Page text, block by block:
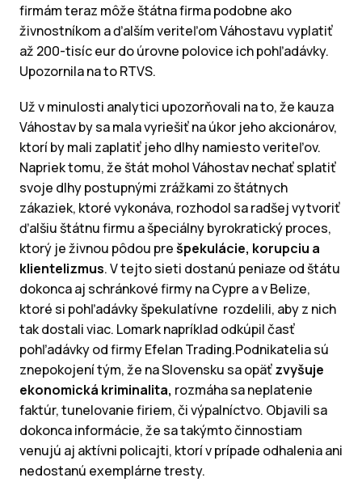
firmám teraz môže štátna firma podobne ako
živnostníkom a ďalším veriteľom Váhostavu vyplatiť
až 200-tisíc eur do úrovne polovice ich pohľadávky.
Upozornila na to RTVS.
Už v minulosti analytici upozorňovali na to, že kauza
Váhostav by sa mala vyriešiť na úkor jeho akcionárov,
ktorí by mali zaplatiť jeho dlhy namiesto veriteľov.
Napriek tomu, že štát mohol Váhostav nechať splatiť
svoje dlhy postupnými zrážkami zo štátnych
zákaziek, ktoré vykonáva, rozhodol sa radšej vytvoriť
ďalšiu štátnu firmu a špeciálny byrokratický proces,
ktorý je živnou pôdou prešpekulácie, korupciu a
klientelizmus. V tejto sieti dostanú peniaze od štátu
dokonca aj schránkové firmy na Cypre a v Belize,
ktoré si pohľadávky špekulatívne rozdelili, aby z nich
tak dostali viac. Lomark napríklad odkúpil časť
pohľadávky od firmy Efelan Trading.Podnikatelia sú
znepokojení tým, že na Slovensku sa opäťzvyšuje
ekonomická kriminalita, rozmáha sa neplatenie
faktúr, tunelovanie firiem, či výpalníctvo. Objavili sa
dokonca informácie, že sa takýmto činnostiam
venujú aj aktívni policajti, ktorí v prípade odhalenia ani
nedostanú exemplárne tresty.